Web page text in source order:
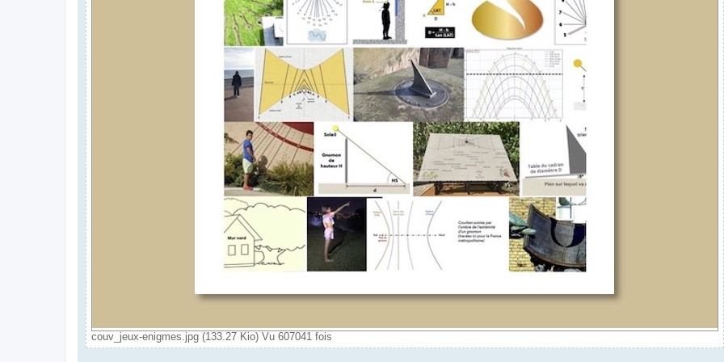
couv_jeux-enigmes.jpg (133.27 Kio) Vu 607041 fois